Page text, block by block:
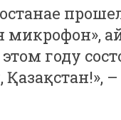
микрофон»,
году